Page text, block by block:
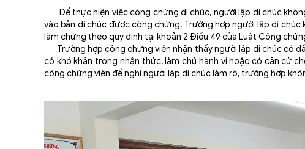
Để thực hiện việc công chứng di chúc, người lập di chúc
vào bản di chúc được công chứng. Trường hợp người lập di
làm chứng theo quy định tại khoản 2 Điều 49 của Luật Công
Trường hợp công chứng viên nhận thấy người lập di chúc có
có khó khăn trong nhận thức, làm chủ hành vi hoặc có căn cứ
công chứng viên đề nghị người lập di chúc làm rõ, trường hợp